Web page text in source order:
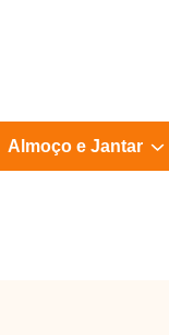
Almoço e Jantar